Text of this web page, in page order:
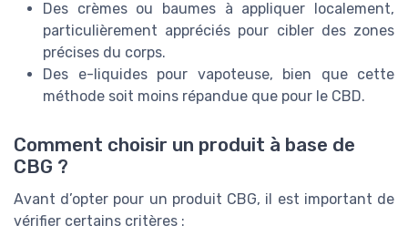
Des crèmes ou baumes à appliquer localement,
particulièrement appréciés pour cibler des zones
précises du corps.
Des e-liquides pour vapoteuse, bien que cette
méthode soit moins répandue que pour le CBD.
Comment choisir un produit à base de
CBG ?
Avant d’opter pour un produit CBG, il est important de
vérifier certains critères :